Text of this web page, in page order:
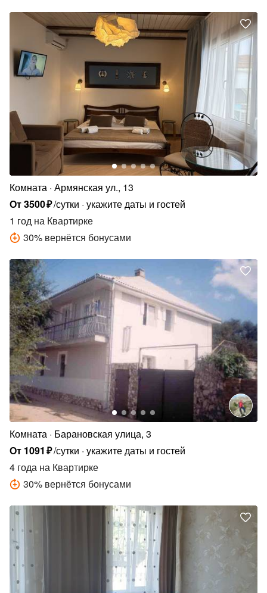
Комната Армянская ул., 13
От3500₽/сутки укажите даты и гостей
1 год на Квартирке
30% вернётся бонусами
Комната Барановская улица, 3
От 1091 ₽/сутки укажите даты и гостей
4 года на Квартирке
30% вернётся бонусами